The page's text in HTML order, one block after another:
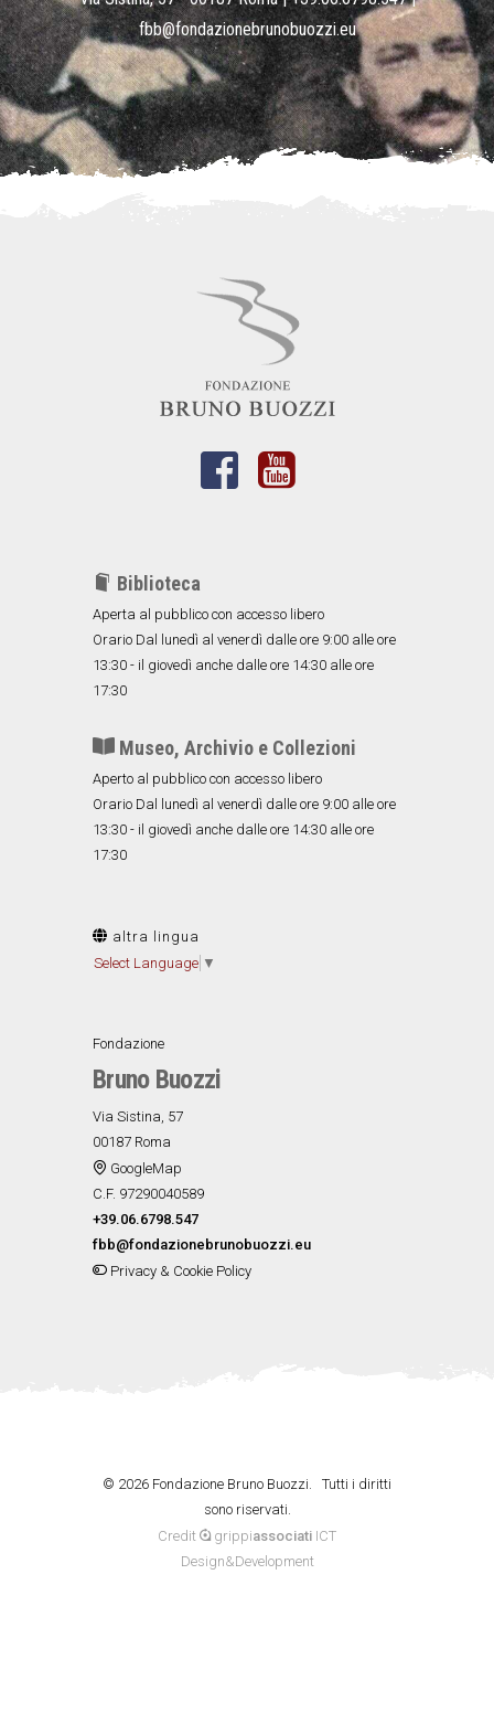
fbb@fondazionebrunobuozzi.eu
Biblioteca
Aperta al pubblico con accesso libero
Orario Dal lunedì al venerdì dalle ore 9:00 alle ore
13:30 - il giovedì anche dalle ore 14:30 alle ore
17:30
Museo, Archivio e Collezioni
Aperto al pubblico con accesso libero
Orario Dal lunedì al venerdì dalle ore 9:00 alle ore
13:30 - il giovedì anche dalle ore 14:30 alle ore
17:30
altra lingua
Select Language ▼
Fondazione
Bruno Buozzi
Via Sistina, 57
00187 Roma
GoogleMap
C.F. 97290040589
+39.06.6798.547
fbb@fondazionebrunobuozzi.eu
Privacy & Cookie Policy
© 2026 Fondazione Bruno Buozzi. Tutti i diritti
sono riservati.
Credit
grippiassociati ICT
Design&Development